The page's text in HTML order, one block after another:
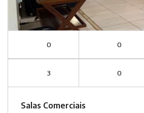
0 0
3 0
Salas Comerciais